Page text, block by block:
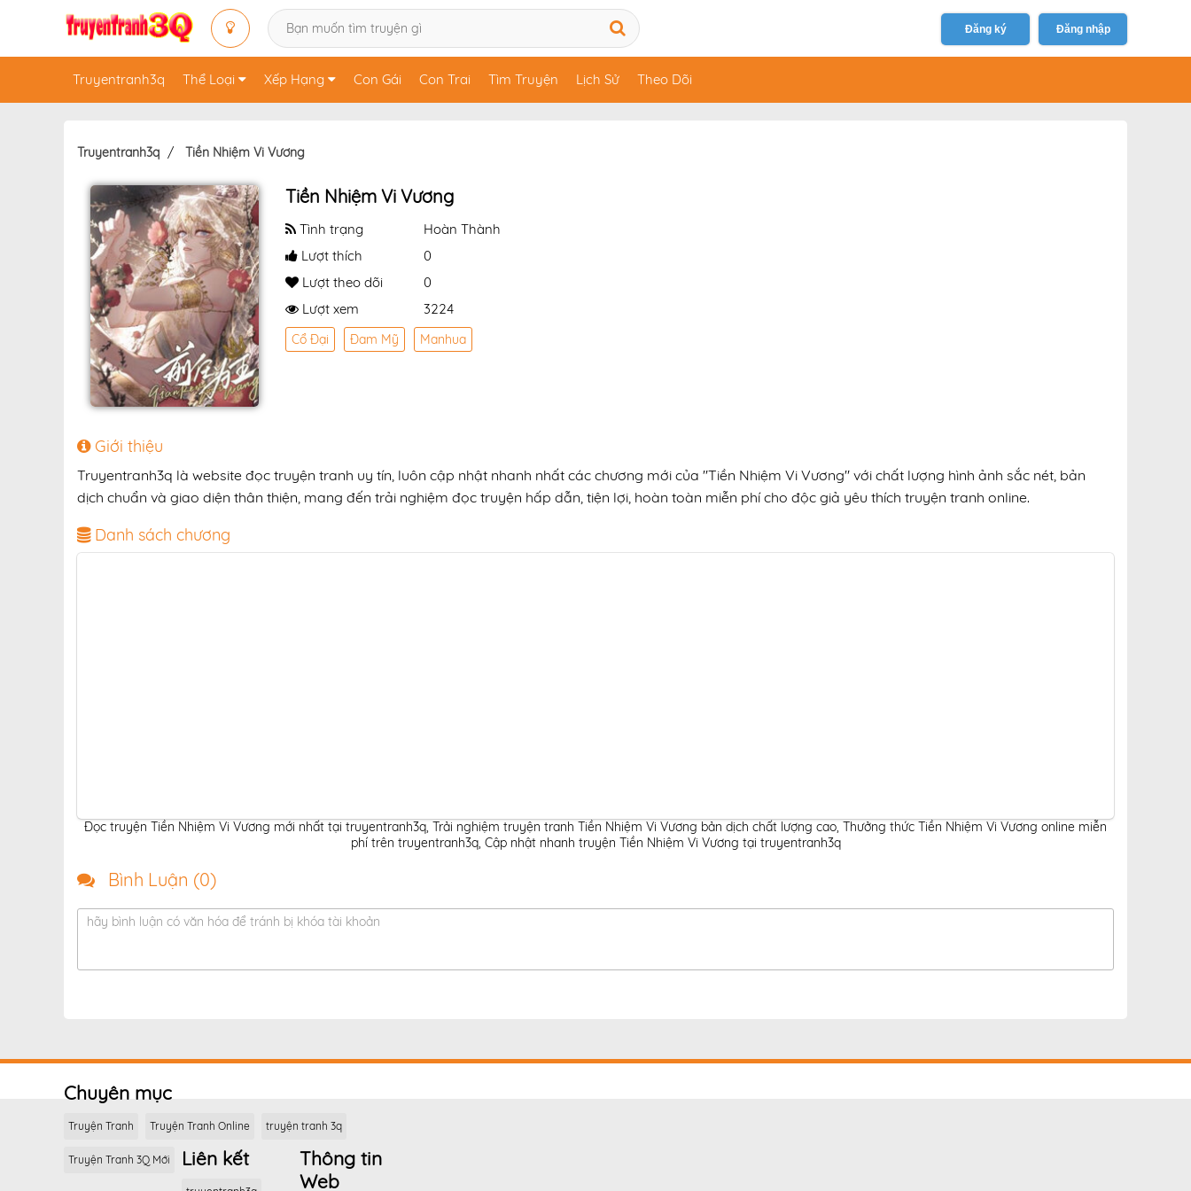
Đăng ký Đăng nhập
Truyentranh3q Thể Loại Xếp Hạng Con Gái Con Trai Tìm Truyện Lịch Sử Theo Dõi
Truyentranh3q Tiền Nhiệm Vi Vương
Tiền Nhiệm Vi Vương
Tình trạng
Hoàn Thành
Lượt thích
0
Lượt theo dõi
0
Lượt xem
3224
Cổ Đại Đam Mỹ Manhua
Giới thiệu
Truyentranh3q là website đọc truyện tranh uy tín, luôn cập nhật nhanh nhất các chương mới của "Tiền Nhiệm Vi Vương" với chất lượng hình ảnh sắc nét, bản
dịch chuẩn và giao diện thân thiện, mang đến trải nghiệm đọc truyện hấp dẫn, tiện lợi, hoàn toàn miễn phí cho độc giả yêu thích truyện tranh online.
Danh sách chương
Đọc truyện Tiền Nhiệm Vi Vương mới nhất tại truyentranh3q, Trải nghiệm truyện tranh Tiền Nhiệm Vi Vương bản dịch chất lượng cao, Thưởng thức Tiền Nhiệm Vi Vương online miễn
phí trên truyentranh3q, Cập nhật nhanh truyện Tiền Nhiệm Vi Vương tại truyentranh3q
Bình Luận (0)
hãy bình luận có văn hóa để tránh bị khóa tài khoản
Chuyên mục
Truyện Tranh Truyện Tranh Online truyện tranh 3q
Truyện Tranh 3Q Mới Liên kết
Thông tin
Web